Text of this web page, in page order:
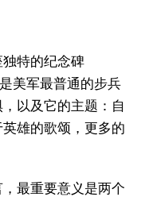
特的纪念碑
美军最普通的步兵
以及它的主题：自
雄的歌颂，更多的
最重要意义是两个